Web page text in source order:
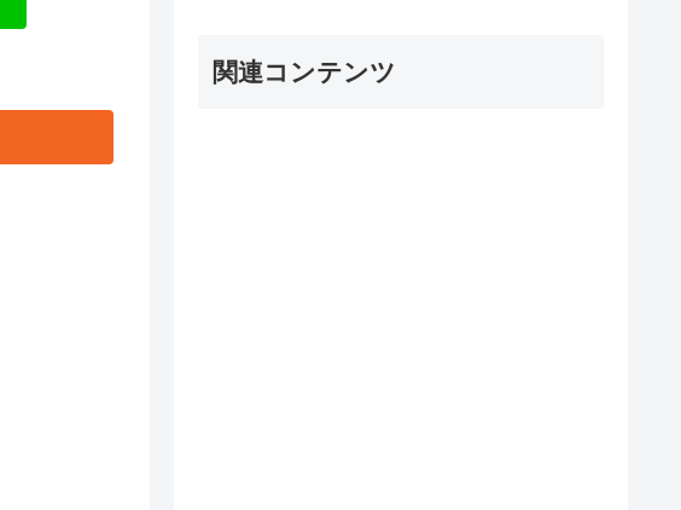
関連コンテンツ